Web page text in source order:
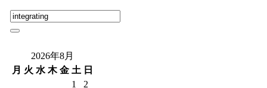
2026年8月
月 火 水 木 金 土 日
1
2